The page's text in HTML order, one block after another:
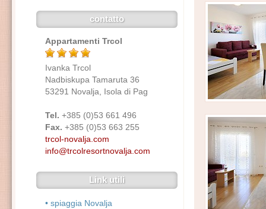
contatto
Appartamenti Trcol
Ivanka Trcol
Nadbiskupa Tamaruta 36
53291 Novalja, Isola di Pag
Tel. +385 (0)53 661 496
Fax. +385 (0)53 663 255
trcol-novalja.com
info@trcolresortnovalja.com
Link utili
• spiaggia Novalja